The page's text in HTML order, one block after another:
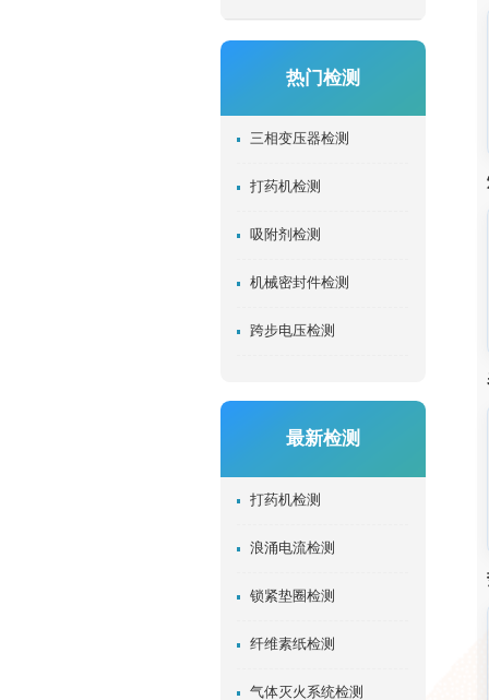
热门检测
三相变压器检测
打药机检测
吸附剂检测
机械密封件检测
跨步电压检测
最新检测
打药机检测
浪涌电流检测
锁紧垫圈检测
纤维素纸检测
气体灭火系统检测